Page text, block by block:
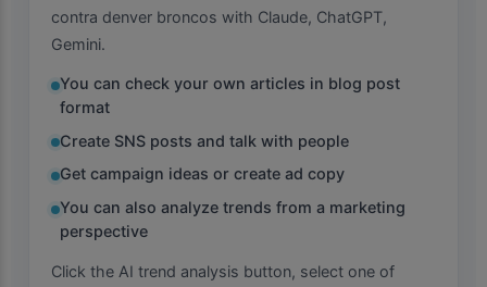
contra denver broncos with Claude, ChatGPT,
Gemini.
You can check your own articles in blog post
format
Create SNS posts and talk with people
Get campaign ideas or create ad copy
You can also analyze trends from a marketing
perspective
Click the AI trend analysis button, select one of